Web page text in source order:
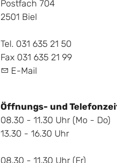
Postfach 704
2501 Biel
Tel. 031 635 21 50
Fax 031 635 21 99
E-Mail
Öffnungs- und
08.30 - 11.30 Uhr (Mo - Do)
13.30 - 16.30 Uhr
08.30 - 11.30 Uhr (Fr)